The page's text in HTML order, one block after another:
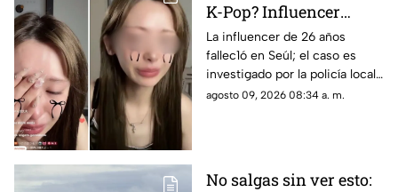
K-Pop? Influencer
japonesa pierde la v1da
tras transmisión en
vivo
La influencer de 26 años
fallec1ó en Seúl; el caso es
investigado por la policía local
tras días de ciberacos0 masivo
agosto 09, 2026 08:34 a. m.
No salgas sin ver esto: